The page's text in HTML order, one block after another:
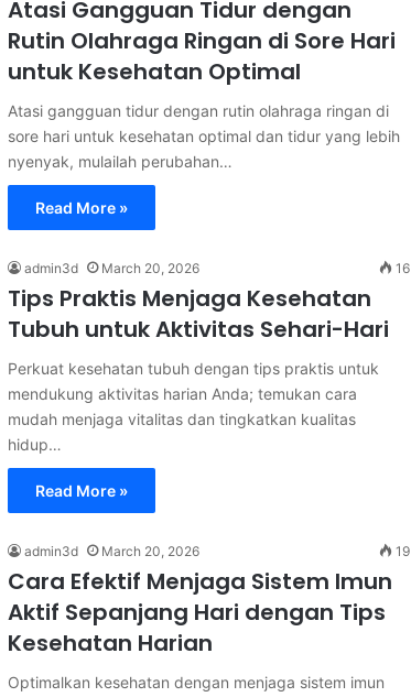
Atasi Gangguan Tidur dengan
Rutin Olahraga Ringan di Sore Hari
untuk Kesehatan Optimal
Atasi gangguan tidur dengan rutin olahraga ringan di
sore hari untuk kesehatan optimal dan tidur yang lebih
nyenyak, mulailah perubahan…
Read More »
admin3d March 20, 2026 16
Tips Praktis Menjaga Kesehatan
Tubuh untuk Aktivitas Sehari-Hari
Perkuat kesehatan tubuh dengan tips praktis untuk
mendukung aktivitas harian Anda; temukan cara
mudah menjaga vitalitas dan tingkatkan kualitas
hidup…
Read More »
admin3d March 20, 2026 19
Cara Efektif Menjaga Sistem Imun
Aktif Sepanjang Hari dengan Tips
Kesehatan Harian
Optimalkan kesehatan dengan menjaga sistem imun